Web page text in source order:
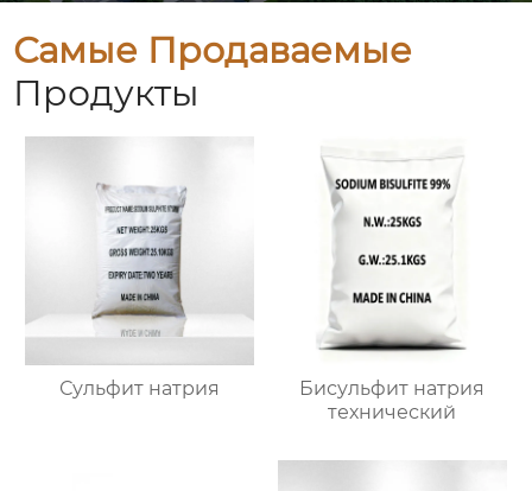
Самые Продаваемые
Продукты
Сульфит натрия
Бисульфит натрия
технический